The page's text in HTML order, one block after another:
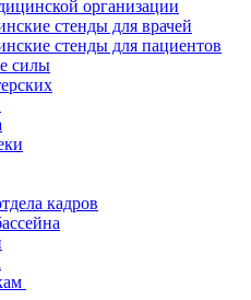
организации
стенды для врачей
стенды для пациентов
силы
кадров